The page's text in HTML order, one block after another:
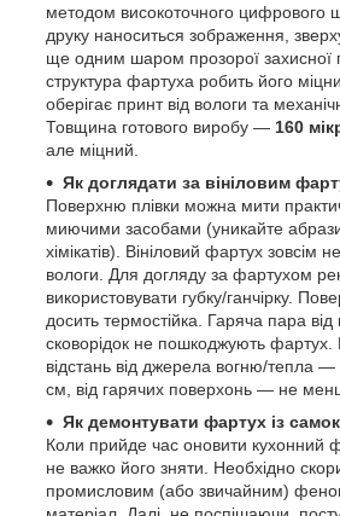
методом високоточного цифрового
друку наноситься зображення,
ще одним шаром прозорої захисної
структура фартуха робить його
оберігає принт від вологи та
Товщина готового виробу — 160
але міцний.
Як доглядати за вініловим
Поверхню плівки можна мити
миючими засобами (уникайте
хімікатів). Вініловий фартух зовсім
вологи. Для догляду за фартухом
використовувати губку/ганчірку.
досить термостійка. Гаряча пара від
сковорідок не пошкоджують
відстань від джерела вогню/тепла
см, від гарячих поверхонь — не
Як демонтувати фартух із
Коли прийде час оновити кухонний
не важко його зняти. Необхідно
промисловим (або звичайним)